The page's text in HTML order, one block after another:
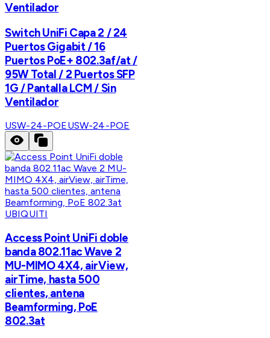
Ventilador
Switch UniFi Capa 2 / 24
Puertos Gigabit / 16
Puertos PoE+ 802.3af/at /
95W Total / 2 Puertos SFP
1G / Pantalla LCM / Sin
Ventilador
USW-24-POEUSW-24-POE
UBIQUITI
Access Point UniFi doble
banda 802.11ac Wave 2
MU-MIMO 4X4, airView,
airTime, hasta 500
clientes, antena
Beamforming, PoE
802.3at